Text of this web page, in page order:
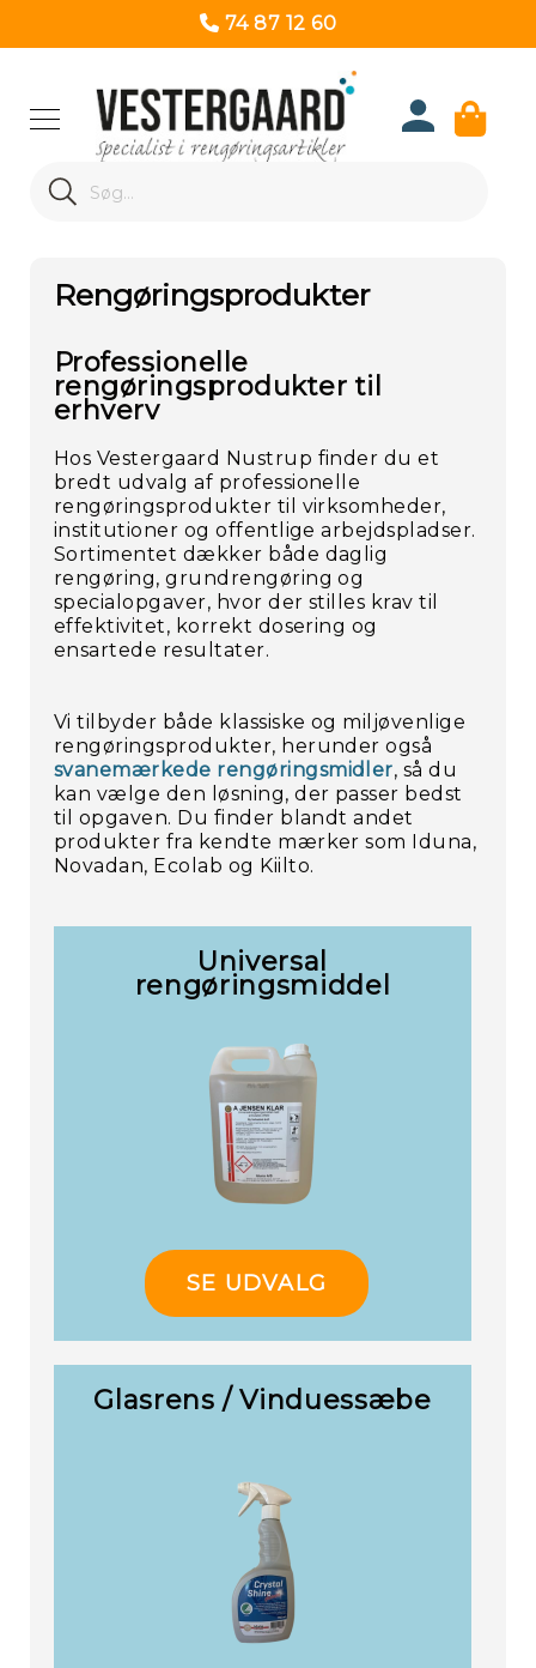
74 87 12 60
Search
Search
Rengøringsprodukter
Professionelle
rengøringsprodukter til
erhverv
Hos Vestergaard Nustrup finder du et
bredt udvalg af professionelle
rengøringsprodukter til virksomheder,
institutioner og offentlige arbejdspladser.
Sortimentet dækker både daglig
rengøring, grundrengøring og
specialopgaver, hvor der stilles krav til
effektivitet, korrekt dosering og
ensartede resultater.
Vi tilbyder både klassiske og miljøvenlige
rengøringsprodukter, herunder også
svanemærkede rengøringsmidler, så du
kan vælge den løsning, der passer bedst
til opgaven. Du finder blandt andet
produkter fra kendte mærker som Iduna,
Novadan, Ecolab og Kiilto.
Universal
rengøringsmiddel
SE UDVALG
Glasrens / Vinduessæbe